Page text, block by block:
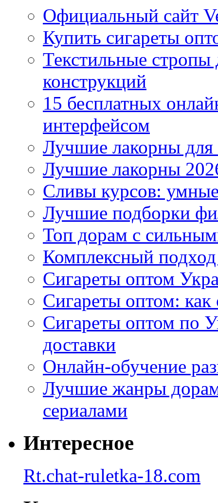
Официальный сайт
Купить сигареты
Текстильные
конструкций
15 бесплатных
интерфейсом
Лучшие лакорны для
Лучшие лакорны
Сливы курсов:
Лучшие подборки
Топ дорам с
Комплексный
Сигареты оптом
Сигареты оптом: как
Сигареты оптом по
доставки
Онлайн-обучение
Лучшие жанры дорам
сериалами
Интересное
Rt.chat-ruletka-18.com